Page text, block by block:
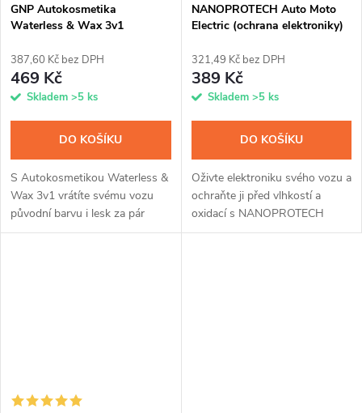
GNP Autokosmetika
Waterless & Wax 3v1
387,60 Kč bez DPH
469 Kč
Skladem >5 ks
DO KOŠÍKU
S Autokosmetikou Waterless &
Wax 3v1 vrátíte svému vozu
původní barvu i lesk za pár
minut. Jednoduchá aplikace
NANOPROTECH Auto Moto
Electric (ochrana elektroniky)
321,49 Kč bez DPH
389 Kč
Skladem >5 ks
DO KOŠÍKU
Oživte elektroniku svého vozu a
ochraňte ji před vlhkostí a
oxidací s NANOPROTECH
Auto Moto Electric. Aplikací